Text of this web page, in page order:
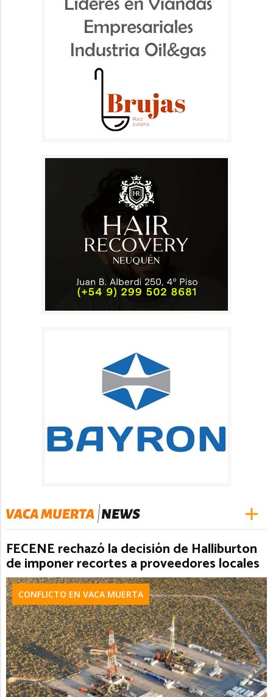
FECENE rechazó la decisión de Halliburton
de imponer recortes a proveedores locales
CONFLICTO EN VACA MUERTA